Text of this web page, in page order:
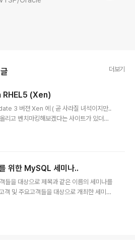
더보기
(Xen)
3 버젼 Xen 에 ( 곧 사라질 녀석이지만..
리고 벤치마킹해보겠다는 사이트가 있더라
아무래도 부담이 좀 되는 부분이라 신경 많
먼저 들가서 Xen Host 서버 설치하고, W
, ( 시간 무쟈게 걸리므로... ) Xen Host 는
위한 MySQL 세미나..
을 대상으로 제목과 같은 이름의 세미나를
객 및 주요고객들을 대상으로 개최한 세미나
작하여 저녁까지 제공되었던 행사라능... 그